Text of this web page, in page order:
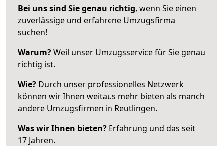
Bei uns sind Sie genau richtig, wenn Sie einen
zuverlässige und erfahrene Umzugsfirma
suchen!
Warum?Weil unser Umzugsservice für Sie genau
richtig ist.
Wie? Durch unser professionelles Netzwerk
können wir Ihnen weitaus mehr bieten als manch
andere Umzugsfirmen in Reutlingen.
Was wir Ihnen bieten? Erfahrung und das seit
17 Jahren.